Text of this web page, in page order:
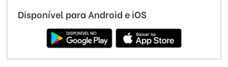
Disponível para Android e iOS